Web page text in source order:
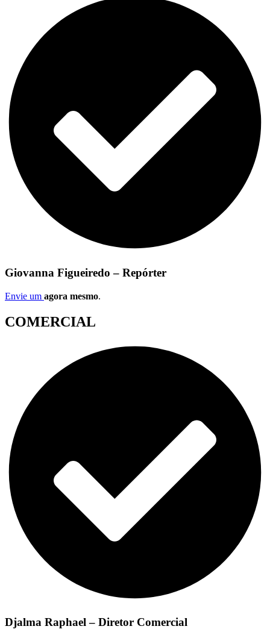
Giovanna Figueiredo – Repórter
Envie um agora mesmo.
COMERCIAL
Djalma Raphael – Diretor Comercial